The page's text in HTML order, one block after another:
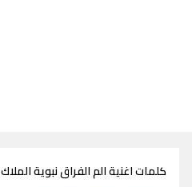
كلمات اغنية الم الفراق نبوية الملاك